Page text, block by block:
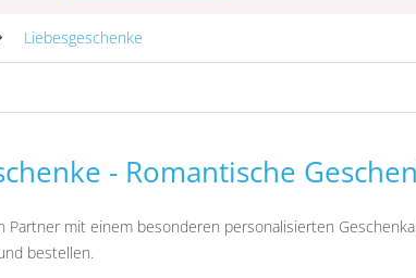
Liebesgeschenke
- Romantische
Partner mit einem besonderen personalisierten
bestellen.